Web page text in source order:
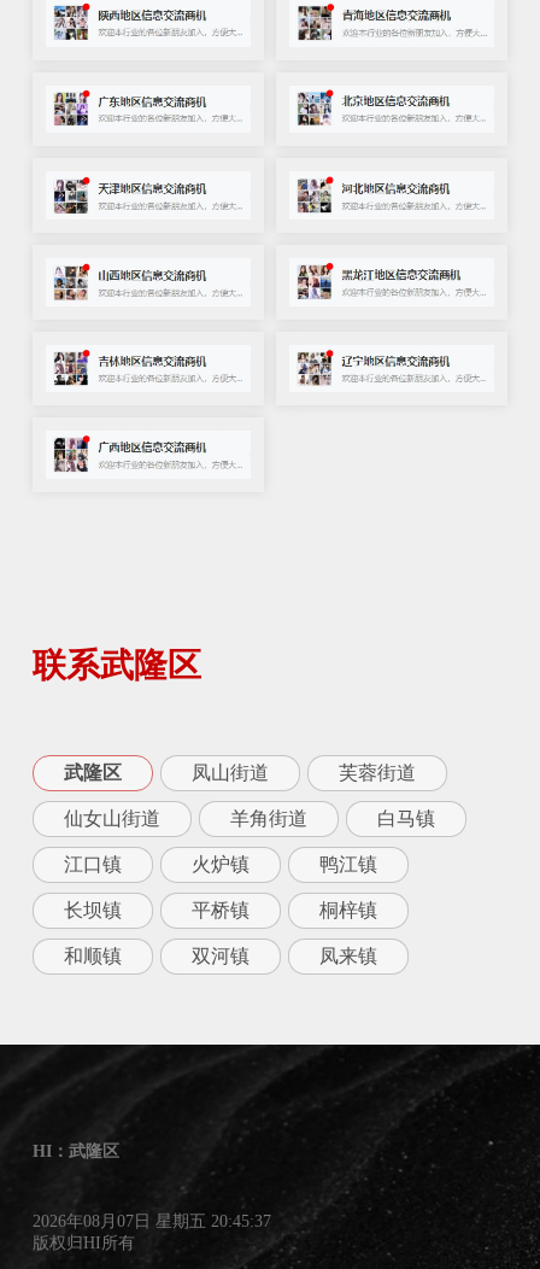
联系武隆区
武隆区 凤山街道 芙蓉街道
仙女山街道 羊角街道 白马镇
江口镇 火炉镇 鸭江镇
长坝镇 平桥镇 桐梓镇
和顺镇 双河镇 凤来镇
HI：武隆区
2026年08月07日 星期五 20:45:37
版权归HI所有